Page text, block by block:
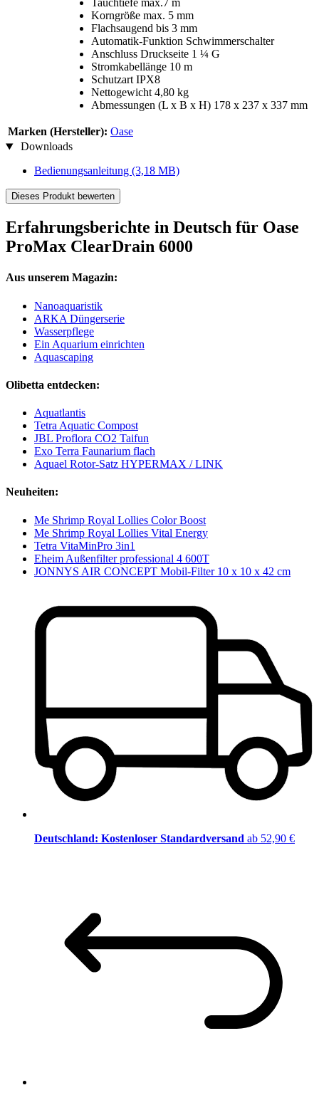
Tauchtiefe max.7 m
Korngröße max. 5 mm
Flachsaugend bis 3 mm
Automatik-Funktion Schwimmerschalter
Anschluss Druckseite 1 ¼ G
Stromkabellänge 10 m
Schutzart IPX8
Nettogewicht 4,80 kg
Abmessungen (L x B x H) 178 x 237 x 337 mm
Marken (Hersteller): Oase
Downloads
Bedienungsanleitung (3,18 MB)
Dieses Produkt bewerten
Erfahrungsberichte in Deutsch für Oase
ProMax ClearDrain 6000
Aus unserem Magazin:
Nanoaquaristik
ARKA Düngerserie
Wasserpflege
Ein Aquarium einrichten
Aquascaping
Olibetta entdecken:
Aquatlantis
Tetra Aquatic Compost
JBL Proflora CO2 Taifun
Exo Terra Faunarium flach
Aquael Rotor-Satz HYPERMAX / LINK
Neuheiten:
Me Shrimp Royal Lollies Color Boost
Me Shrimp Royal Lollies Vital Energy
Tetra VitaMinPro 3in1
Eheim Außenfilter professional 4 600T
JONNYS AIR CONCEPT Mobil-Filter 10 x 10 x 42 cm
Deutschland: Kostenloser Standardversand ab 52,90 €